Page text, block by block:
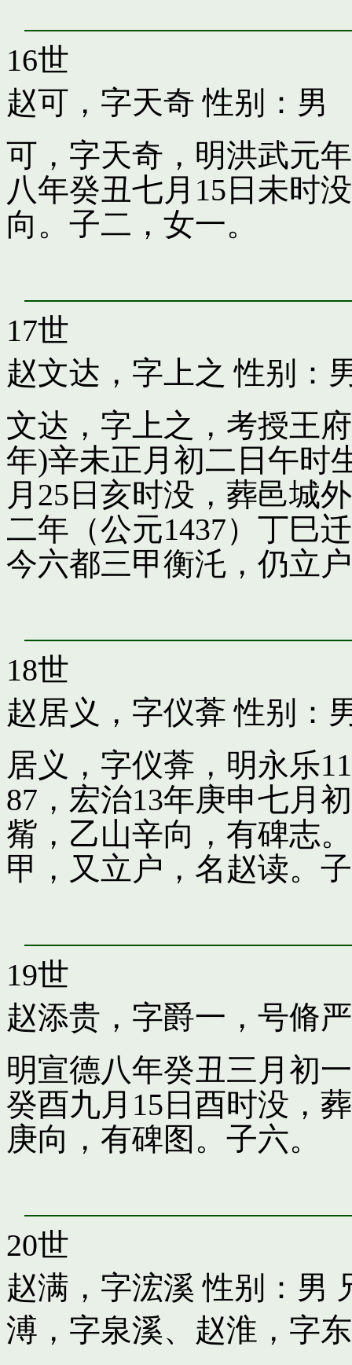
16世
赵可，字天奇 性别：男
可，字天奇，明洪武元
八年癸丑七月15日未时
向。子二，女一。
17世
赵文达，字上之 性别：
文达，字上之，考授王
年)辛未正月初二日午时
月25日亥时没，葬邑城
二年（公元1437）丁巳
今六都三甲衡汑，仍立
18世
赵居义，字仪葊 性别：
居义，字仪葊，明永乐
87，宏治13年庚申七月
觜，乙山辛向，有碑志
甲，又立户，名赵读。
19世
赵添贵，字爵一，号脩严
明宣德八年癸丑三月初
癸酉九月15日酉时没，
庚向，有碑图。子六。
20世
赵满，字浤溪 性别：男
溥，字泉溪、 赵淮，字